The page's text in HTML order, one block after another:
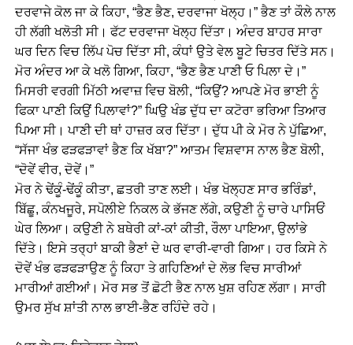
ਦਰਵਾਜੇ ਕੋਲ ਜਾ ਕੇ ਕਿਹਾ, “ਭੈਣ ਭੈਣ, ਦਰਵਾਜਾ ਖੋਲ੍ਹ।” ਭੈਣ ਤਾਂ ਕੌਲੇ ਨਾਲ
ਹੀ ਲੱਗੀ ਖਲੋਤੀ ਸੀ। ਫੱਟ ਦਰਵਾਜਾ ਖੋਲ੍ਹ ਦਿੱਤਾ। ਅੰਦਰ ਬਾਹਰ ਸਾਰਾ
ਘਰ ਦਿਨ ਵਿਚ ਲਿੱਪ ਪੋਚ ਦਿੱਤਾ ਸੀ, ਕੰਧਾਂ ਉਤੇ ਵੇਲ ਬੂਟੇ ਚਿਤਰ ਦਿੱਤੇ ਸਨ।
ਮੋਰ ਅੰਦਰ ਆ ਕੇ ਖਲੋ ਗਿਆ, ਕਿਹਾ, “ਭੈਣ ਭੈਣ ਪਾਣੀ ਓ ਪਿਲਾ ਦੇ।”
ਮਿਸਰੀ ਵਰਗੀ ਮਿੱਠੀ ਅਵਾਜ਼ ਵਿਚ ਬੋਲੀ, “ਕਿਉਂ? ਆਪਣੇ ਮੋਰ ਭਾਈ ਨੂੰ
ਫਿਕਾ ਪਾਣੀ ਕਿਉਂ ਪਿਲਾਵਾਂ?” ਘਿਉ ਖੰਡ ਦੁੱਧ ਦਾ ਕਟੋਰਾ ਭਰਿਆ ਤਿਆਰ
ਪਿਆ ਸੀ। ਪਾਣੀ ਦੀ ਥਾਂ ਹਾਜ਼ਰ ਕਰ ਦਿੱਤਾ। ਦੁੱਧ ਪੀ ਕੇ ਮੋਰ ਨੇ ਪੁੱਛਿਆ,
“ਸੱਜਾ ਖੰਭ ਫੜਫੜਾਵਾਂ ਭੈਣ ਕਿ ਖੱਬਾ?” ਆਤਮ ਵਿਸ਼ਵਾਸ ਨਾਲ ਭੈਣ ਬੋਲੀ,
“ਦੋਵੇਂ ਵੀਰ, ਦੋਵੇਂ।”
ਮੋਰ ਨੇ ਢੇਂਕੂੰ-ਢੇਂਕੂੰ ਕੀਤਾ, ਛਤਰੀ ਤਾਣ ਲਈ। ਖੰਭ ਖੋਲ੍ਹਣ ਸਾਰ ਭਰਿੰਡਾਂ,
ਬਿੱਛੂ, ਕੰਨਖਜੂਰੇ, ਸਪੋਲੀਏ ਨਿਕਲ ਕੇ ਭੱਜਣ ਲੱਗੇ, ਕਉਣੀ ਨੂੰ ਚਾਰੇ ਪਾਸਿਓਂ
ਘੇਰ ਲਿਆ। ਕਉਣੀ ਨੇ ਬਥੇਰੀ ਕਾਂ-ਕਾਂ ਕੀਤੀ, ਰੌਲਾ ਪਾਇਆ, ਉਲਾਂਭੇ
ਦਿੱਤੇ। ਇਸੇ ਤਰ੍ਹਾਂ ਬਾਕੀ ਭੈਣਾਂ ਦੇ ਘਰ ਵਾਰੀ-ਵਾਰੀ ਗਿਆ। ਹਰ ਕਿਸੇ ਨੇ
ਦੋਵੇਂ ਖੰਭ ਫੜਫੜਾਉਣ ਨੂੰ ਕਿਹਾ ਤੇ ਗਹਿਣਿਆਂ ਦੇ ਲੋਭ ਵਿਚ ਸਾਰੀਆਂ
ਮਾਰੀਆਂ ਗਈਆਂ। ਮੋਰ ਸਭ ਤੋਂ ਛੋਟੀ ਭੈਣ ਨਾਲ ਖੁਸ਼ ਰਹਿਣ ਲੱਗਾ। ਸਾਰੀ
ਉਮਰ ਸੁੱਖ ਸ਼ਾਂਤੀ ਨਾਲ ਭਾਈ-ਭੈਣ ਰਹਿੰਦੇ ਰਹੇ।